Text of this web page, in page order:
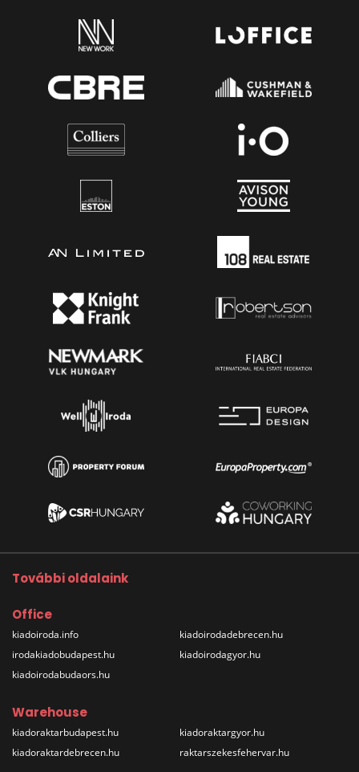
További oldalaink
Office
kiadoiroda.info
irodakiadobudapest.hu
kiadoirodabudaors.hu
kiadoirodadebrecen.hu
kiadoirodagyor.hu
Warehouse
kiadoraktarbudapest.hu
kiadoraktardebrecen.hu
kiadoraktargyor.hu
raktarszekesfehervar.hu